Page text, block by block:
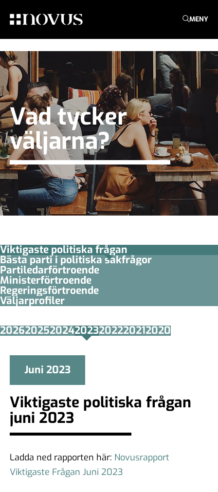
MENY
Vad tycker
väljarna?
Viktigaste politiska frågan
Bästa parti i politiska sakfrågor
Partiledar­förtroende
Minister­­förtroende
Regerings­förtroende
Väljarprofiler
2026202520242023202220212020
Juni 2023
Viktigaste politiska frågan
juni 2023
Ladda ned rapporten här: Novusrapport
Viktigaste Frågan Juni 2023